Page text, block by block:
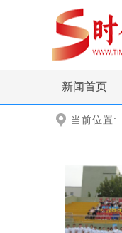
新闻首页
当前位置: